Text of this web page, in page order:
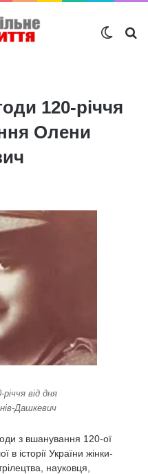
120-річчя
Олени
від дня
Дашкевич
з вшанування 120-ої
в історії України жінки-
науковця,